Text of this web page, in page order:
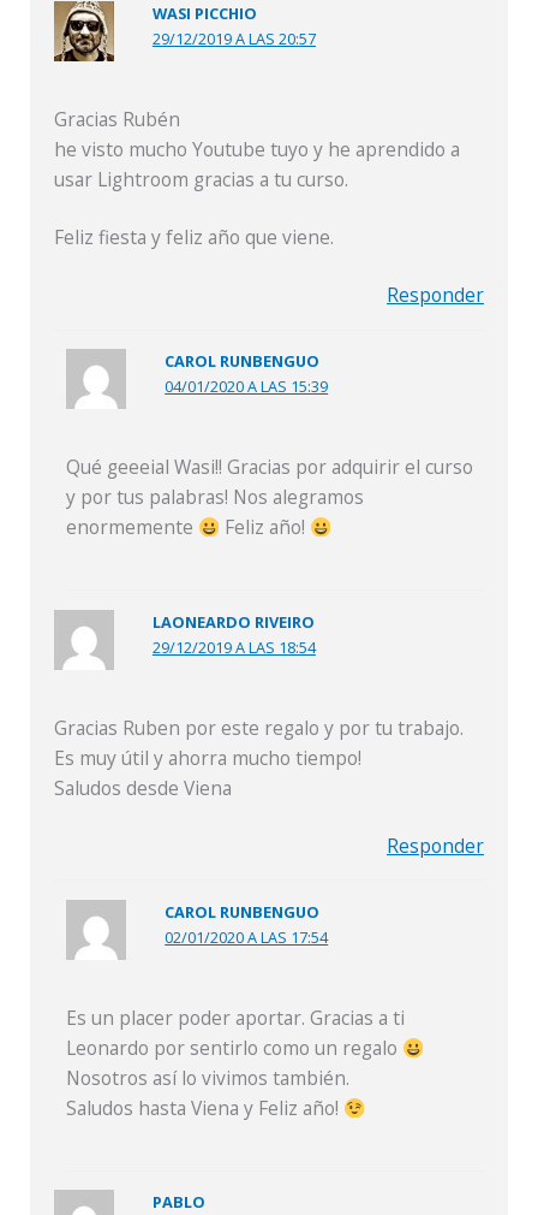
WASI PICCHIO
29/12/2019 A LAS 20:57
Gracias Rubén
he visto mucho Youtube tuyo y he aprendido a
usar Lightroom gracias a tu curso.
Feliz fiesta y feliz año que viene.
Responder
CAROL RUNBENGUO
04/01/2020 A LAS 15:39
Qué geeeial Wasi!! Gracias por adquirir el curso
y por tus palabras! Nos alegramos
enormemente
Feliz año!
LAONEARDO RIVEIRO
29/12/2019 A LAS 18:54
Gracias Ruben por este regalo y por tu trabajo.
Es muy útil y ahorra mucho tiempo!
Saludos desde Viena
Responder
CAROL RUNBENGUO
02/01/2020 A LAS 17:54
Es un placer poder aportar. Gracias a ti
Leonardo por sentirlo como un regalo
Nosotros así lo vivimos también.
Saludos hasta Viena y Feliz año!
PABLO